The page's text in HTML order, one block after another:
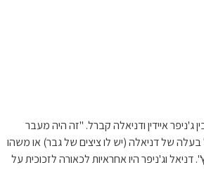
ג'ניפר איידין ודניאלה קברל. "זה היה מעבר
בעלה של דניאלה (יש לו ציצים של גבר) או משהו
דניאל וג'ניפר היו אחראיות לכאורה לזכוכית על